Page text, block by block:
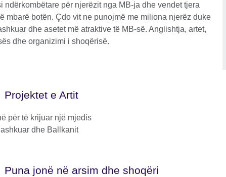
ndërkombëtare për njerëzit nga MB-ja dhe vendet tjera
mbarë botën. Çdo vit ne punojmë me miliona njerëz duke
dhe asetet më atraktive të MB-së. Anglishtja, artet,
dhe organizimi i shoqërisë.
Projektet e Artit
për të krijuar një mjedis
dhe Ballkanit
Puna jonë në arsim dhe shoqëri